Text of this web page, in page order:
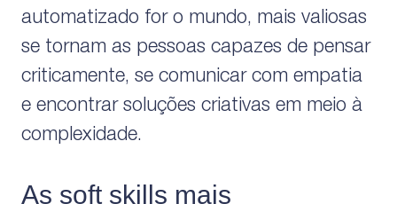
automatizado for o mundo, mais valiosas
se tornam as pessoas capazes de pensar
criticamente, se comunicar com empatia
e encontrar soluções criativas em meio à
complexidade.
As soft skills mais